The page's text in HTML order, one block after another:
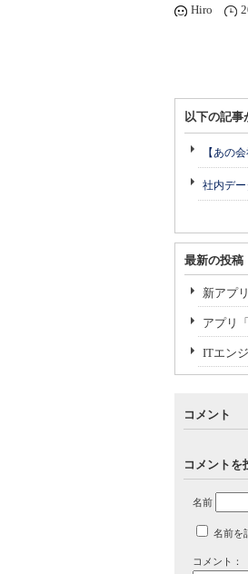
Hiro
以下の記事
【あの
社内デ
最新の投稿
新アプ
アプリ
ITエン
コメント
コメントを
名前
名前を
コメント：